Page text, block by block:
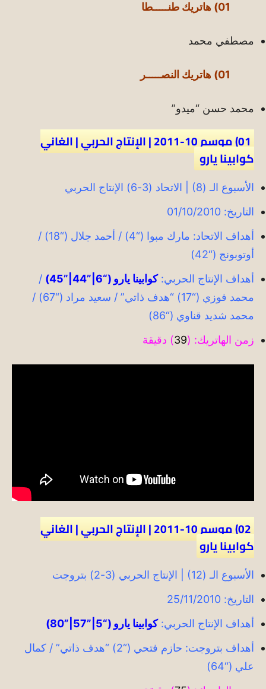
01) هاتريك طنـــــطا
مصطفي محمد
01) هاتريك النصـــــر
محمد حسن “ميدو”
01) موسم 10-2011 | الإنتاج الحربي | الغاني
كوابينا يارو
الأسبوع الـ (8) | الاتحاد (3-6) الإنتاج الحربي
التاريخ: 01/10/2010
أهداف الاتحاد: مارك مبوا (“4) / أحمد جلال (“18) /
أوتوبونج (“42)
أهداف الإنتاج الحربي:كوابينا يارو (“6|”44|”45)
/
محمد فوزي (“17) “هدف ذاتي” / سعيد مراد (“67) /
محمد شديد قناوي (“86)
زمن الهاتريك: (39) دقيقة
02) موسم 10-2011 | الإنتاج الحربي | الغاني
كوابينا يارو
الأسبوع الـ (12) | الإنتاج الحربي (3-2) بتروجت
التاريخ: 25/11/2010
أهداف الإنتاج الحربي:كوابينا يارو (“5|”57|”80)
أهداف بتروجت: حازم فتحي (“2) “هدف ذاتي” / كمال
علي (“64)